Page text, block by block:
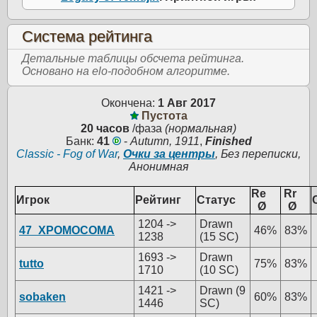
Система рейтинга
Детальные таблицы обсчета рейтинга.
Основано на elo-подобном алгоритме.
Окончена: 1 Авг 2017
Пустота
20 часов /фаза (нормальная)
Банк: 41 - Autumn, 1911, Finished
Classic - Fog of War, Очки за центры, Без переписки,
Анонимная
Игрок Рейтинг Статус
Re
Ø
Rr
Ø
47_ХРОМОСОМА
1204 ->
1238
Drawn
(15 SC)
46% 83%
tutto
1693 ->
1710
Drawn
(10 SC)
75% 83%
sobaken
1421 ->
1446
Drawn (9
SC)
60% 83%